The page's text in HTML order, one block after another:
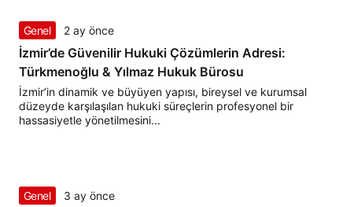
Genel 2 ay önce
İzmir’de Güvenilir Hukuki Çözümlerin Adresi:
Türkmenoğlu & Yılmaz Hukuk Bürosu
İzmir’in dinamik ve büyüyen yapısı, bireysel ve kurumsal
düzeyde karşılaşılan hukuki süreçlerin profesyonel bir
hassasiyetle yönetilmesini...
Genel 3 ay önce